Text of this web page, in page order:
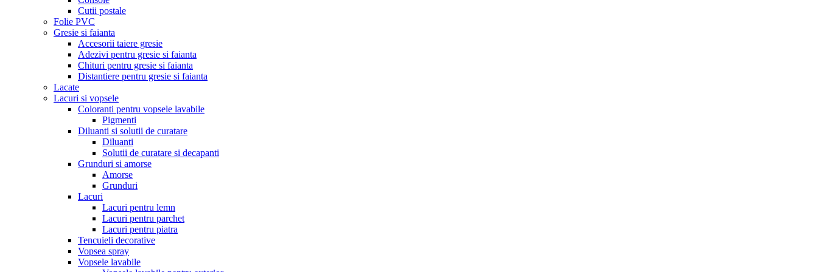
Cutii postale
Folie PVC
Gresie si faianta
Accesorii taiere gresie
Adezivi pentru gresie si faianta
Chituri pentru gresie si faianta
Distantiere pentru gresie si faianta
Lacate
Lacuri si vopsele
Coloranti pentru vopsele lavabile
Pigmenti
Diluanti si solutii de curatare
Diluanti
Solutii de curatare si decapanti
Grunduri si amorse
Amorse
Grunduri
Lacuri
Lacuri pentru lemn
Lacuri pentru parchet
Lacuri pentru piatra
Tencuieli decorative
Vopsea spray
Vopsele lavabile